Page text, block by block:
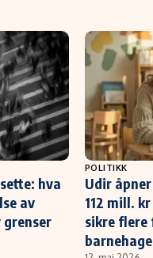
hva
av
grenser
POLITIKK
Udir
112 mill.
sikre